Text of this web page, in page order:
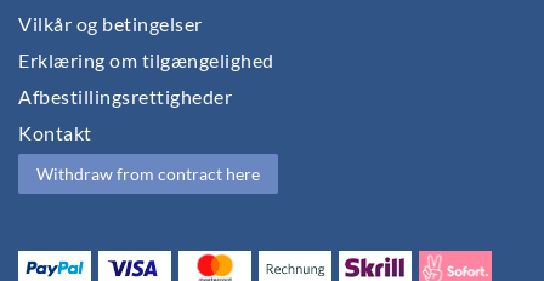
Vilkår og betingelser
Erklæring om tilgængelighed
Afbestillingsrettigheder
Kontakt
Withdraw from contract here